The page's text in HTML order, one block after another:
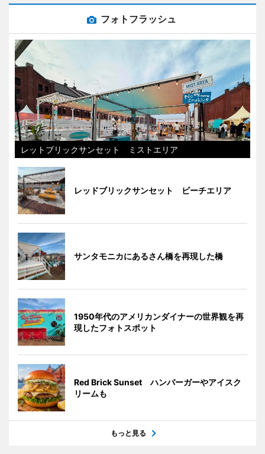
フォトフラッシュ
レットブリックサンセット ミストエリア
レッドブリックサンセット ビーチエリア
サンタモニカにあるさん橋を再現した橋
1950年代のアメリカンダイナーの世界観を再
現したフォトスポット
Red Brick Sunset ハンバーガーやアイスク
リームも
もっと見る